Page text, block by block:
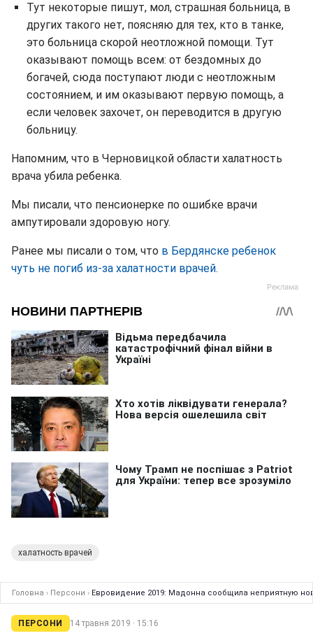
Тут некоторые пишут, мол, страшная больница, в
других такого нет, поясняю для тех, кто в танке,
это больница скорой неотложной помощи. Тут
оказывают помощь всем: от бездомных до
богачей, сюда поступают люди с неотложным
состоянием, и им оказывают первую помощь, а
если человек захочет, он переводится в другую
больницу.
Напомним, что в Черновицкой области халатность
врача убила ребенка.
Мы писали, что пенсионерке по ошибке врачи
ампутировали здоровую ногу.
Ранее мы писали о том, что в Бердянске ребенок
чуть не погиб из-за халатности врачей.
халатность врачей
Головна › Персони › Евровидение 2019: Мадонна сообщила неприятную
ПЕРСОНИ 14 травня 2019 · 15:16